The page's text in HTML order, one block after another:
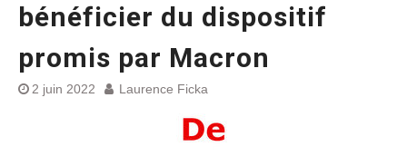
bénéficier du dispositif
promis par Macron
2 juin 2022 Laurence Ficka